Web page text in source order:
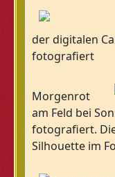
der digitalen
fotografiert
Morgenrot
am Feld bei
fotografiert.
Silhouette im